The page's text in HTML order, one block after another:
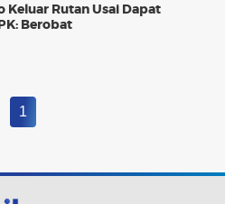
Keluar Rutan Usai Dapat
Berobat
1